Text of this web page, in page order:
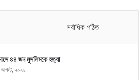
সর্বাধিক পঠিত
৪৪ জন মুসলিমকে হত্যা
২০২৬